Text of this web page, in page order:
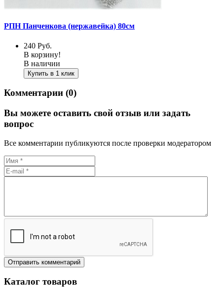
РПН Панченкова (нержавейка) 80см
240 Руб.
В корзину!
В наличии
Купить в 1 клик
Комментарии (0)
Вы можете оставить свой отзыв или задать
вопрос
Все комментарии публикуются после проверки модератором
Каталог товаров